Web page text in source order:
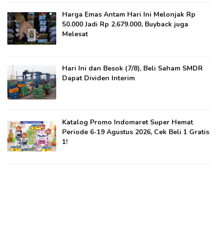
Harga Emas Antam Hari Ini Melonjak Rp
50.000 Jadi Rp 2.679.000, Buyback juga
Melesat
Hari Ini dan Besok (7/8), Beli Saham SMDR
Dapat Dividen Interim
Katalog Promo Indomaret Super Hemat
Periode 6-19 Agustus 2026, Cek Beli 1 Gratis
1!